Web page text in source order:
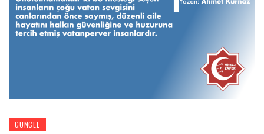
GÜNCEL